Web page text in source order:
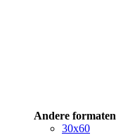
Andere formaten
30x60